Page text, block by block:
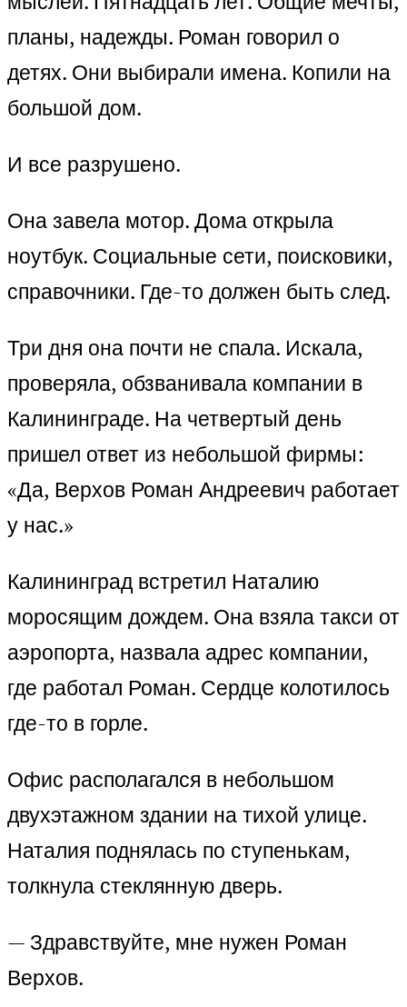
планы, надежды. Роман говорил о
детях. Они выбирали имена. Копили на
большой дом.
И все разрушено.
Она завела мотор. Дома открыла
ноутбук. Социальные сети, поисковики,
справочники. Где-то должен быть след.
Три дня она почти не спала. Искала,
проверяла, обзванивала компании в
Калининграде. На четвертый день
пришел ответ из небольшой фирмы:
«Да, Верхов Роман Андреевич работает
у нас.»
Калининград встретил Наталию
моросящим дождем. Она взяла такси от
аэропорта, назвала адрес компании,
где работал Роман. Сердце колотилось
где-то в горле.
Офис располагался в небольшом
двухэтажном здании на тихой улице.
Наталия поднялась по ступенькам,
толкнула стеклянную дверь.
— Здравствуйте, мне нужен Роман
Верхов.